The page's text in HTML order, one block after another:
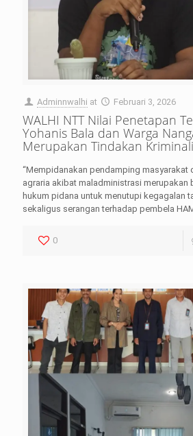
Adminnwalhi at Februari 3, 2026
WALHI NTT Nilai Penetapan
Yohanis Bala dan Warga
Merupakan Tindakan
“Mempidanakan pendamping masyarakat
agraria akibat maladministrasi merupakan
hukum pidana untuk menutupi kegagalan
sekaligus serangan terhadap pembela
0